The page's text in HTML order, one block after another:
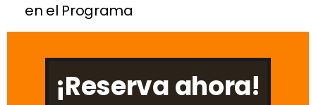
en el Programa
¡Reserva ahora!